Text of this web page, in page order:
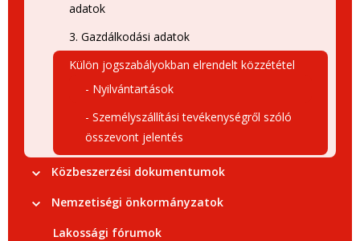
adatok
3. Gazdálkodási adatok
Külön jogszabályokban elrendelt közzététel
- Nyilvántartások
- Személyszállítási tevékenységről szóló
összevont jelentés
Közbeszerzési dokumentumok
Nemzetiségi önkormányzatok
Lakossági fórumok